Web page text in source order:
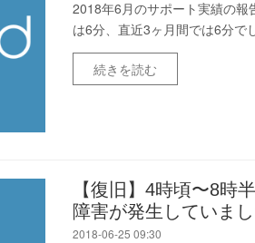
2018年6月のサポート実績の報
は6分、直近3ヶ月間では6分でし
続きを読む
【復旧】4時頃〜8時
障害が発生していま
2018-06-25 09:30